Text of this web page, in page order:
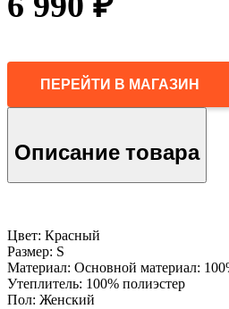
ПЕРЕЙТИ В МАГАЗИН
Описание товара
Цвет: Красный
Размер: S
Материал: Основной материал:
Утеплитель: 100% полиэстер
Пол: Женский